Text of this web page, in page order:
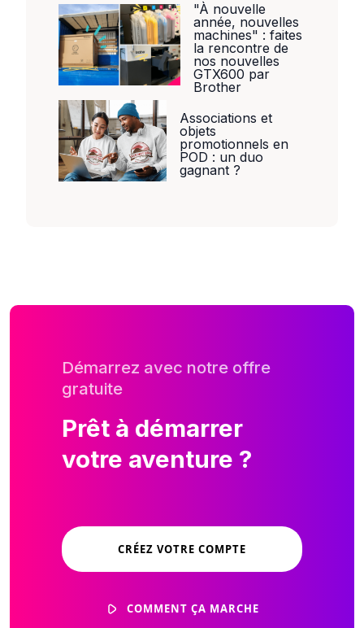
"À nouvelle
année, nouvelles
machines" : faites
la rencontre de
nos nouvelles
GTX600 par
Brother
Associations et
objets
promotionnels en
POD : un duo
gagnant ?
Démarrez avec notre offre
gratuite
Prêt à démarrer
votre aventure ?
CRÉEZ VOTRE COMPTE
COMMENT ÇA MARCHE